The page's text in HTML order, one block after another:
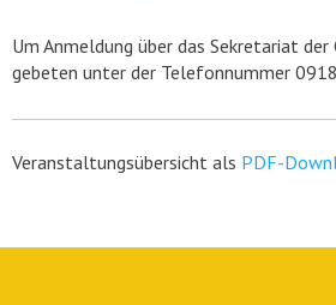
Um Anmeldung über das Sekretariat der
gebeten unter der Telefonnummer
Veranstaltungsübersicht als PDF-